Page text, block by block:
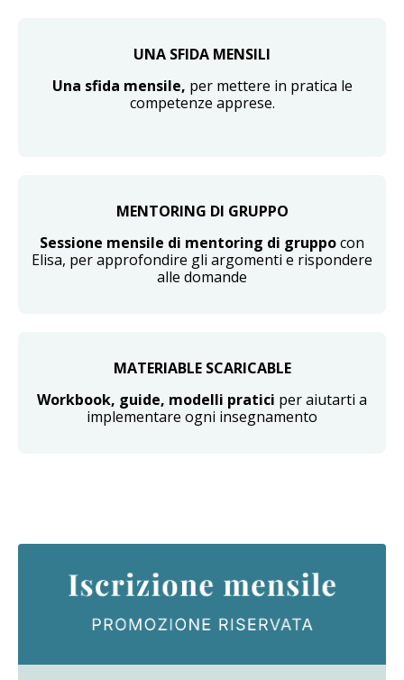
UNA SFIDA MENSILI
Una sfida mensile, per mettere in pratica le
competenze apprese.
MENTORING DI GRUPPO
Sessione mensile di mentoring di gruppocon
Elisa, per approfondire gli argomenti e rispondere
alle domande
MATERIABLE SCARICABLE
Workbook, guide, modelli pratici per aiutarti a
implementare ogni insegnamento